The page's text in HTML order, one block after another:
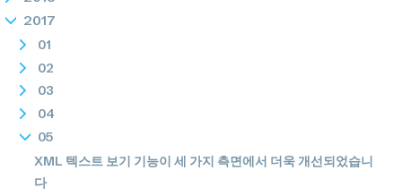
2017
01
02
03
04
05
XML 텍스트 보기 기능이 세 가지 측면에서 더욱 개선되었습니
다